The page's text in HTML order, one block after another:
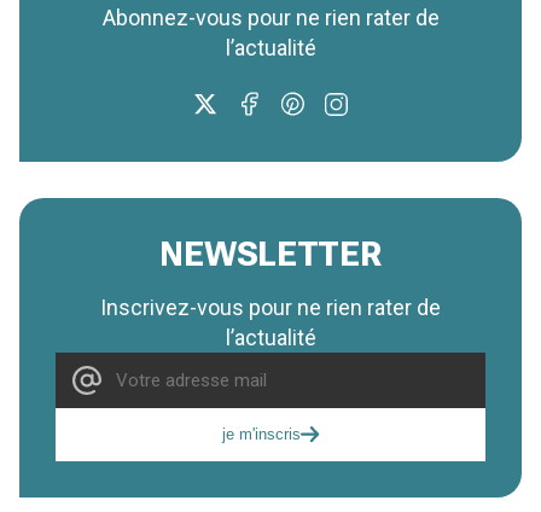
Abonnez-vous pour ne rien rater de
l’actualité
NEWSLETTER
Inscrivez-vous pour ne rien rater de
l’actualité
je m'inscris